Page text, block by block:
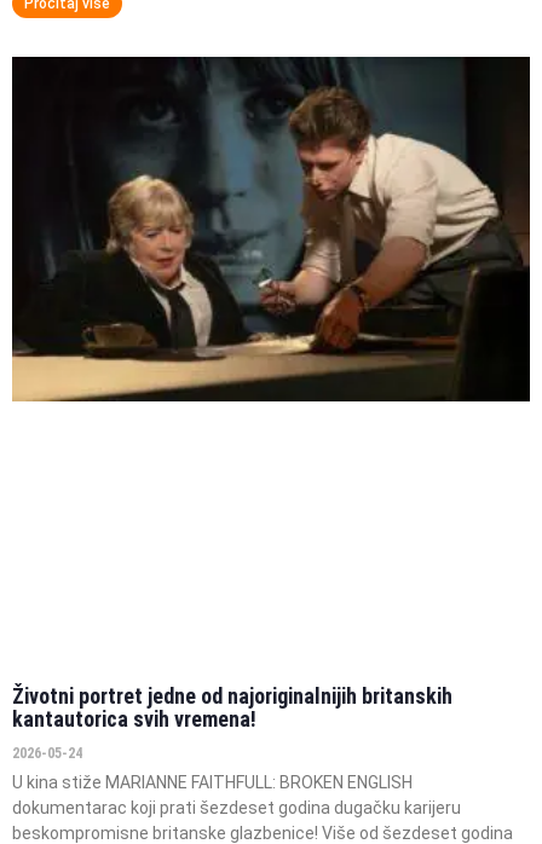
Pročitaj više
Životni portret jedne od najoriginalnijih britanskih
kantautorica svih vremena!
2026-05-24
U kina stiže MARIANNE FAITHFULL: BROKEN ENGLISH
dokumentarac koji prati šezdeset godina dugačku karijeru
beskompromisne britanske glazbenice! Više od šezdeset godina